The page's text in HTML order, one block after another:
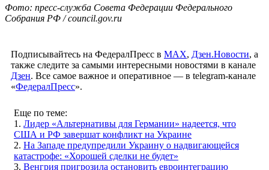
Фото: пресс-служба Совета Федерации Федерального
Собрания РФ / council.gov.ru
Подписывайтесь на ФедералПресс в МАХ, Дзен.Новости, а
также следите за самыми интересными новостями в канале
Дзен. Все самое важное и оперативное — в telegram-канале
«ФедералПресс».
Еще по теме:
1. Лидер «Альтернативы для Германии» надеется, что
США и РФ завершат конфликт на Украине
2. На Западе предупредили Украину о надвигающейся
катастрофе: «Хорошей сделки не будет»
3. Венгрия пригрозила остановить евроинтеграцию